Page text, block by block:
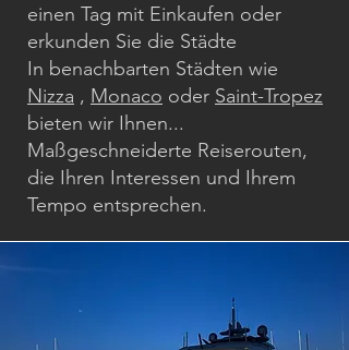
einen Tag mit Einkaufen oder
erkunden Sie die Städte
In benachbarten Städten wie
Nizza , Monaco oder Saint-Tropez
bieten wir Ihnen...
Maßgeschneiderte Reiserouten,
die Ihren Interessen und Ihrem
Tempo entsprechen.